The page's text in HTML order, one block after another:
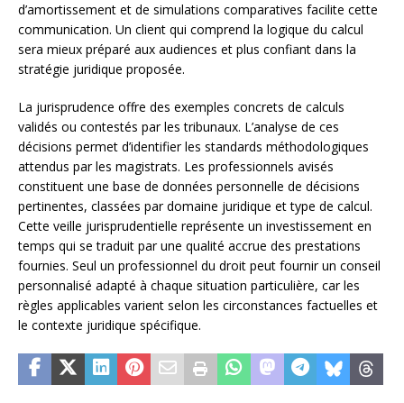
d’amortissement et de simulations comparatives facilite cette
communication. Un client qui comprend la logique du calcul
sera mieux préparé aux audiences et plus confiant dans la
stratégie juridique proposée.
La jurisprudence offre des exemples concrets de calculs
validés ou contestés par les tribunaux. L’analyse de ces
décisions permet d’identifier les standards méthodologiques
attendus par les magistrats. Les professionnels avisés
constituent une base de données personnelle de décisions
pertinentes, classées par domaine juridique et type de calcul.
Cette veille jurisprudentielle représente un investissement en
temps qui se traduit par une qualité accrue des prestations
fournies. Seul un professionnel du droit peut fournir un conseil
personnalisé adapté à chaque situation particulière, car les
règles applicables varient selon les circonstances factuelles et
le contexte juridique spécifique.